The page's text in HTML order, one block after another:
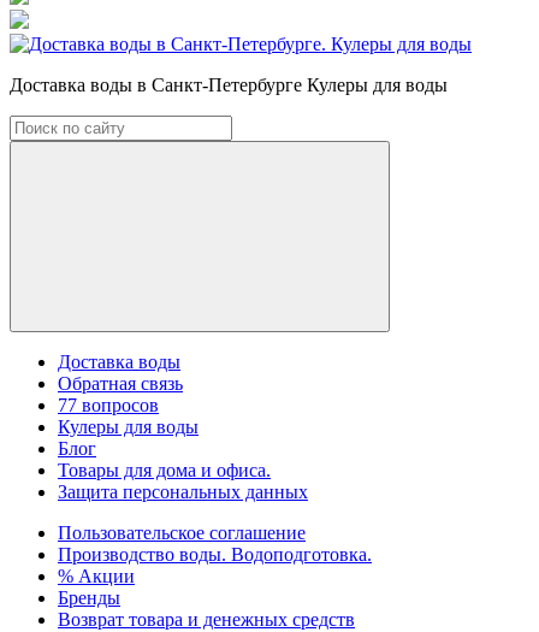
Доставка воды в Санкт-Петербурге Кулеры для воды
Доставка воды
Обратная связь
77 вопросов
Кулеры для воды
Блог
Товары для дома и офиса.
Защита персональных данных
Пользовательское соглашение
Производство воды. Водоподготовка.
% Акции
Бренды
Возврат товара и денежных средств